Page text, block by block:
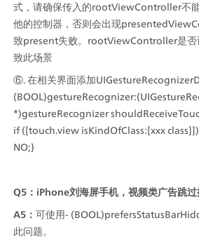
式，请确保传入的rootViewController不
他的控制器，否则会出现
致present失败。rootViewController是否
致此场景
⑥. 在相关界面添加
*)gestureRecognizer
if ([touch.view isKindOfClass:[xxx
NO;}
Q5：iPhone刘海屏手机，视频类广告跳过
A5：可使用-
此问题。